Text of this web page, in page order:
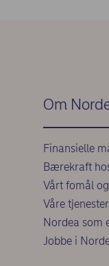
Om
Finansielle
Bærekraft
Vårt fomål
Våre tjenester
Nordea som
Jobbe i